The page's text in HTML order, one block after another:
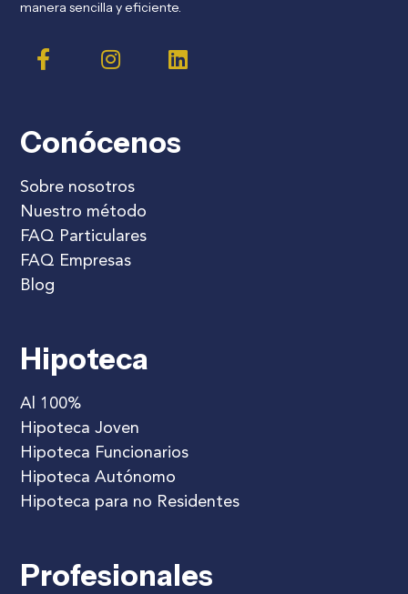
manera sencilla y eficiente.
Conócenos
Sobre nosotros
Nuestro método
FAQ Particulares
FAQ Empresas
Blog
Hipoteca
Al 100%
Hipoteca Joven
Hipoteca Funcionarios
Hipoteca Autónomo
Hipoteca para no Residentes
Profesionales